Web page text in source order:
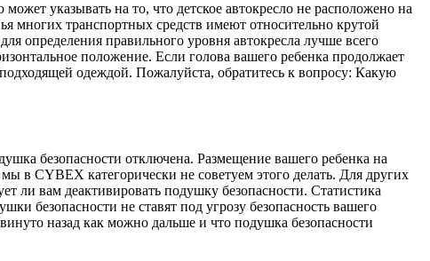
указывать на то, что детское автокресло не расположено на
многих транспортных средств имеют относительно крутой
определения правильного уровня автокресла лучше всего
положение. Если голова вашего ребенка продолжает
одеждой. Пожалуйста, обратитесь к вопросу: Какую
безопасности отключена. Размещение вашего ребенка на
в CYBEX категорически не советуем этого делать. Для других
ли вам деактивировать подушку безопасности. Статистика
безопасности не ставят под угрозу безопасность вашего
назад как можно дальше и что подушка безопасности